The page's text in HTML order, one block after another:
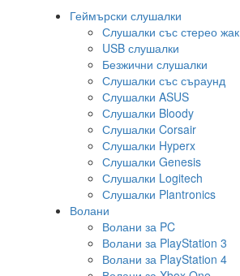
Геймърски слушалки
Слушалки със стерео жак
USB слушалки
Безжични слушалки
Слушалки със съраунд
Слушалки ASUS
Слушалки Bloody
Слушалки Corsair
Слушалки Hyperx
Слушалки Genesis
Слушалки Logitech
Слушалки Plantronics
Волани
Волани за PC
Волани за PlayStation 3
Волани за PlayStation 4